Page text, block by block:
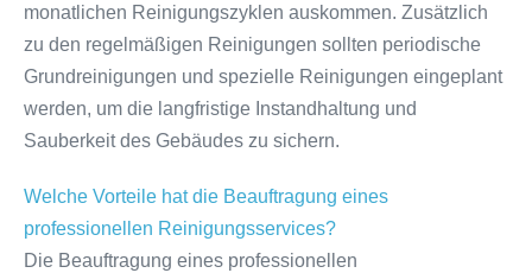
monatlichen Reinigungszyklen auskommen. Zusätzlich
zu den regelmäßigen Reinigungen sollten periodische
Grundreinigungen und spezielle Reinigungen eingeplant
werden, um die langfristige Instandhaltung und
Sauberkeit des Gebäudes zu sichern.
Welche Vorteile hat die Beauftragung eines
professionellen Reinigungsservices?
Die Beauftragung eines professionellen